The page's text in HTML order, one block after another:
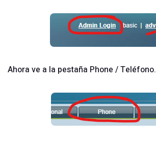
Ahora ve a la pestaña Phone / Teléfono.